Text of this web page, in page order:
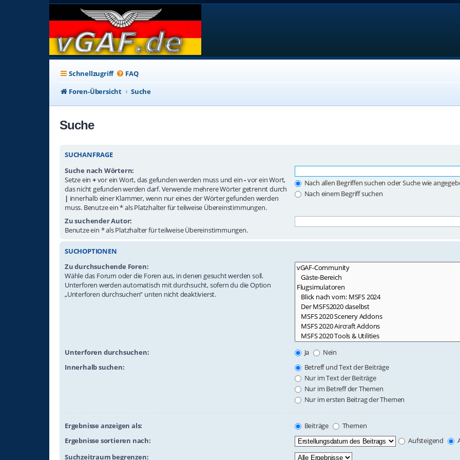
Schnellzugriff FAQ
Foren-Übersicht
Suche
Suche
SUCHANFRAGE
Suche nach Wörtern:
Setze ein +vor ein Wort, das gefunden werden muss und ein-vor ein Wort,
das nicht gefunden werden darf. Verwende mehrere Wörter getrennt durch
| innerhalb einer Klammer, wenn nur eines der Wörter gefunden werden
muss. Benutze ein * als Platzhalter für teilweise Übereinstimmungen.
Nach allen Begriffen suchen oder Suche wie
Nach einem Begriff suchen
Zu suchender Autor:
Benutze ein * als Platzhalter für teilweise Übereinstimmungen.
SUCHOPTIONEN
Zu durchsuchende Foren:
Wähle das Forum oder die Foren aus, in denen gesucht werden soll.
Unterforen werden automatisch mit durchsucht, sofern du die Option
„Unterforen durchsuchen“ unten nicht deaktivierst.
Unterforen durchsuchen: Ja
Nein
Innerhalb suchen:
Betreff und Text der Beiträge
Nur im Text der Beiträge
Nur im Betreff der Themen
Nur im ersten Beitrag der Themen
Ergebnisse anzeigen als: Beiträge
Themen
Ergebnisse sortieren nach:
Aufsteigend
Suchzeitraum begrenzen: